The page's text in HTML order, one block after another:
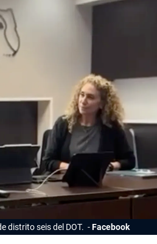
distrito seis del DOT. Facebook